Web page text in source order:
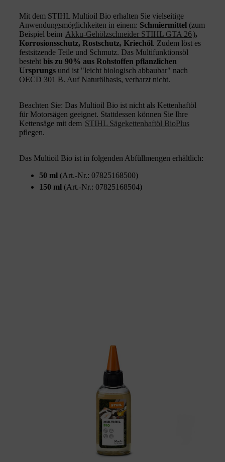
Mit dem STIHL Multioil Bio erhalten Sie vielseitige
Anwendungsmöglichkeiten in einem: Schmiermittel (zum
Beispiel beim Akku-Gehölzschneider STIHL GTA 26),
Korrosionsschutz, Rostschutz, Kriechöl. Zudem löst es
festsitzende Teile und Schmutz. Das Multifunktionsöl
besteht bis zu 90% aus Rohstoffen pflanzlichen
Ursprungs und ist "leicht biologisch abbaubar" nach
OECD 301 B. Auf Naturölbasis, verharzt nicht.
Beachten Sie: Das Multioil Bio ist nicht als Kettenhaftöl
für Motorsägen geeignet. Stattdessen können Sie Ihre
Kettensäge mit dem STIHL Sägekettenhaftöl BioPlus
pflegen.
Das Multioil Bio ist in folgenden Abfüllmengen erhältlich:
50 ml (Art.-Nr.: 07825168500)
150 ml (Art.-Nr.: 07825168504)